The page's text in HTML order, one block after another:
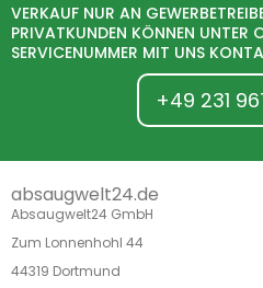
VERKAUF NUR AN
PRIVATKUNDEN KÖNNEN UNTER
SERVICENUMMER MIT UNS
+49 231
absaugwelt24.de
Absaugwelt24 GmbH
Zum Lonnenhohl 44
44319 Dortmund